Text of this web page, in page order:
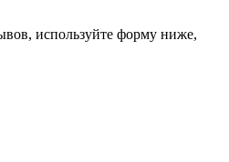
используйте форму ниже,